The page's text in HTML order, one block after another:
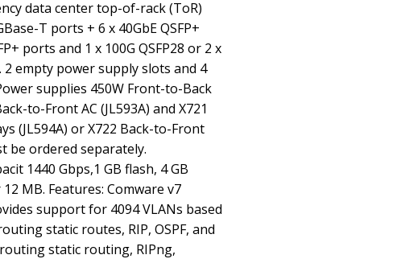
data center top-of-rack (ToR)
T ports + 6 x 40GbE QSFP+
ports and 1 x 100G QSFP28 or 2 x
2 empty power supply slots and 4
supplies 450W Front-to-Back
to-Front AC (JL593A) and X721
(JL594A) or X722 Back-to-Front
be ordered separately.
1440 Gbps,1 GB flash, 4 GB
MB. Features: Comware v7
support for 4094 VLANs based
static routes, RIP, OSPF, and
static routing, RIPng,